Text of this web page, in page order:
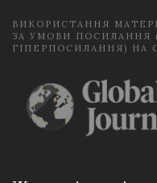
ВИКОРИСТАННЯ
ЗА УМОВИ ПОСИЛАННЯ
ГІПЕРПОСИЛАННЯ) НА